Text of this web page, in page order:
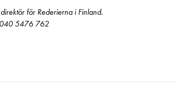
för Rederierna i Finland.
040 5476 762